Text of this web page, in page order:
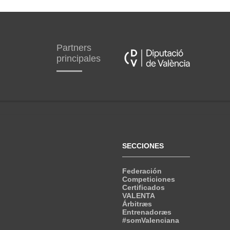
Partners
principales
SECCIONES
Federación
Competiciones
Certificados
VALENTA
Árbitræs
Entrenadoræs
#somValenciana